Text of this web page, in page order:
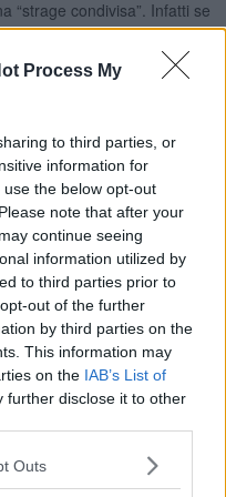
Process My
to third parties, or
information for
the below opt-out
note that after your
continue seeing
information utilized by
to third parties prior to
out of the further
by third parties on the
This information may
on the IAB’s List of
further disclose it to other
Outs
“strage condivisa”. Infatti se
ragionevolmente
a macellare le
prova dell’esame delle
dai diari di guerra che
assoluta certezza che
dei rifugi, la
piazze tra cui quella del
che occupavano il 22
concentrazione della
minimo,complici
da sud e
le persone che i loro
scudi umani.
in cui c’è un solo
ben identificabile, qui non è
a due manie con due livelli
Luigi Russo e inaugurata
che gettava tutta la colpa